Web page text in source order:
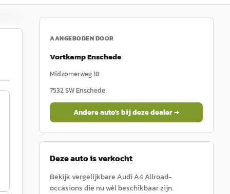
AANGEBODEN DOOR
Vortkamp Enschede
Midzomerweg 18
7532 SWEnschede
Andere auto's bij deze dealer →
Deze auto is verkocht
Bekijk vergelijkbareAudiA4 Allroad-
occasions die nu wél beschikbaar zijn.